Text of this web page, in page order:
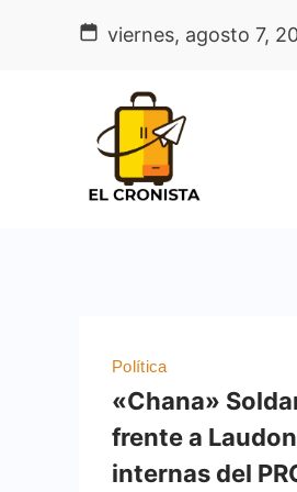
viernes, agosto 7,
Política
«Chana»
frente a
internas del